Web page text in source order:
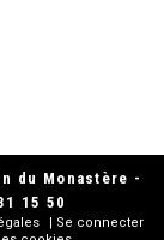
du Monastère -
15 50
Se connecter